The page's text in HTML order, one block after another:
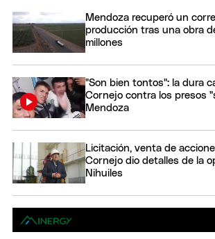
Mendoza recuperó un
producción tras una obra
millones
"Son bien tontos": la dura
Cornejo contra los presos
Mendoza
Licitación, venta de
Cornejo dio detalles de la
Nihuiles